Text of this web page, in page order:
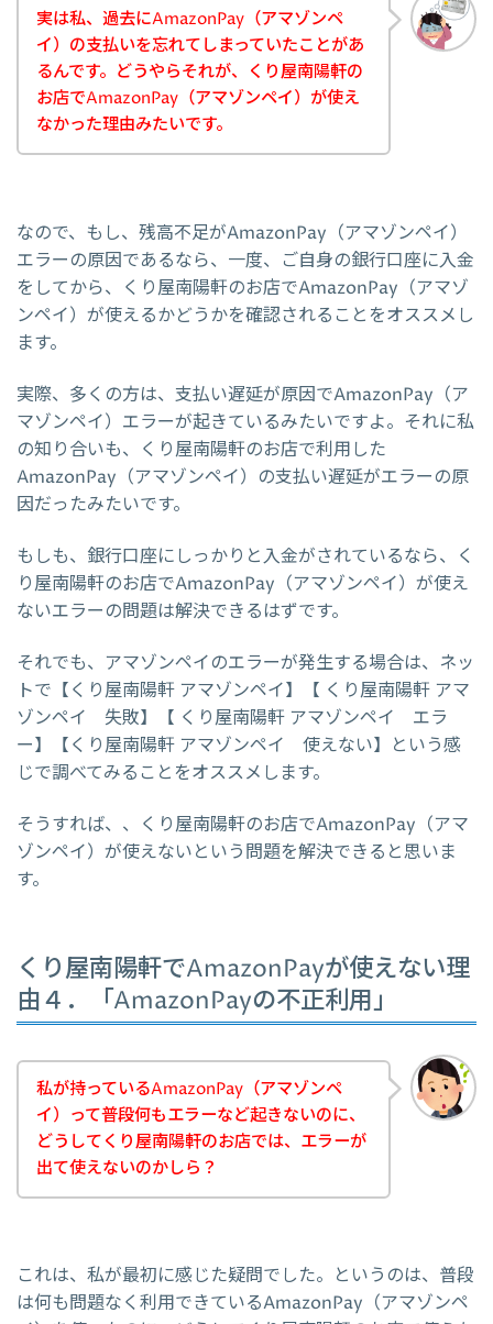
実は私、過去にAmazonPay（アマゾンペ
イ）の支払いを忘れてしまっていたことがあ
るんです。どうやらそれが、くり屋南陽軒の
お店でAmazonPay（アマゾンペイ）が使え
なかった理由みたいです。
なので、もし、残高不足がAmazonPay（アマゾンペイ）
エラーの原因であるなら、一度、ご自身の銀行口座に入金
をしてから、くり屋南陽軒のお店でAmazonPay（アマゾ
ンペイ）が使えるかどうかを確認されることをオススメし
ます。
実際、多くの方は、支払い遅延が原因でAmazonPay（ア
マゾンペイ）エラーが起きているみたいですよ。それに私
の知り合いも、くり屋南陽軒のお店で利用した
AmazonPay（アマゾンペイ）の支払い遅延がエラーの原
因だったみたいです。
もしも、銀行口座にしっかりと入金がされているなら、く
り屋南陽軒のお店でAmazonPay（アマゾンペイ）が使え
ないエラーの問題は解決できるはずです。
それでも、アマゾンペイのエラーが発生する場合は、ネッ
トで【くり屋南陽軒 アマゾンペイ】【 くり屋南陽軒 アマ
ゾンペイ 失敗】【 くり屋南陽軒 アマゾンペイ エラ
ー】【くり屋南陽軒 アマゾンペイ 使えない】という感
じで調べてみることをオススメします。
そうすれば、、くり屋南陽軒のお店でAmazonPay（アマ
ゾンペイ）が使えないという問題を解決できると思いま
す。
くり屋南陽軒でAmazonPayが使えない理
由４．「AmazonPayの不正利用」
私が持っているAmazonPay（アマゾンペ
イ）って普段何もエラーなど起きないのに、
どうしてくり屋南陽軒のお店では、エラーが
出て使えないのかしら？
これは、私が最初に感じた疑問でした。というのは、普段
は何も問題なく利用できているAmazonPay（アマゾンペ